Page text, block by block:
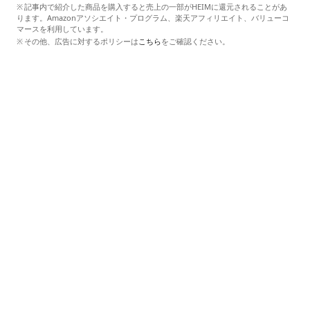
記事内で紹介した商品を購入すると売上の一部がHEIMに還元されることがあ
ります。Amazonアソシエイト・プログラム、楽天アフィリエイト、バリューコ
マースを利用しています。
その他、広告に対するポリシーはこちらをご確認ください。